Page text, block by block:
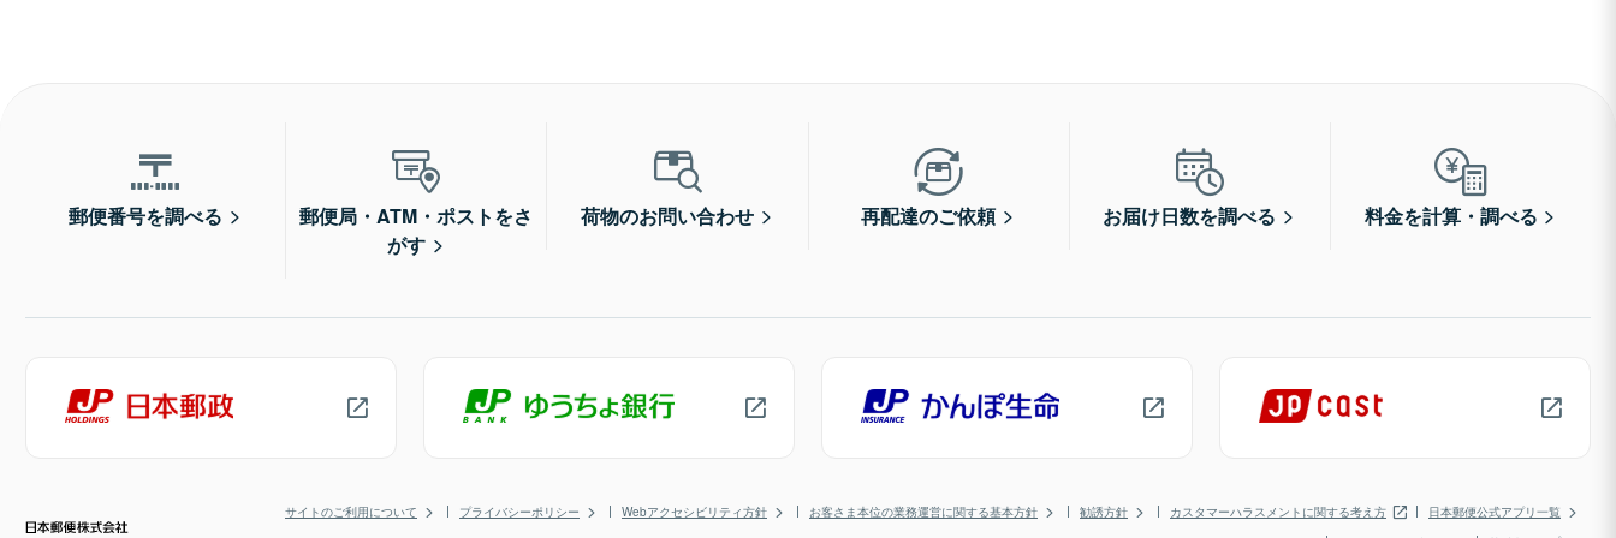
郵便番号を調べる
郵便局・ATM・ポストをさ
がす
荷物のお問い合わせ 再配達のご依頼 お届け日数を調べる 料金を計算・調べる
サイトのご利用について プライバシーポリシー Webアクセシビリティ方針 お客さま本位の業務運営に関する基本方針 勧誘方針 カスタマーハラスメントに関する考え方
日本郵便公式アプリ一覧